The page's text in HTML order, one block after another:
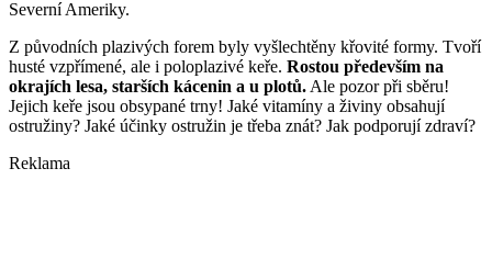
Severní Ameriky.
Z původních plazivých forem byly vyšlechtěny křovité formy. Tvoří
husté vzpřímené, ale i poloplazivé keře. Rostou především na
okrajích lesa, starších kácenin a u plotů.Ale pozor při sběru!
Jejich keře jsou obsypané trny! Jaké vitamíny a živiny obsahují
ostružiny? Jaké účinky ostružin je třeba znát? Jak podporují zdraví?
Reklama